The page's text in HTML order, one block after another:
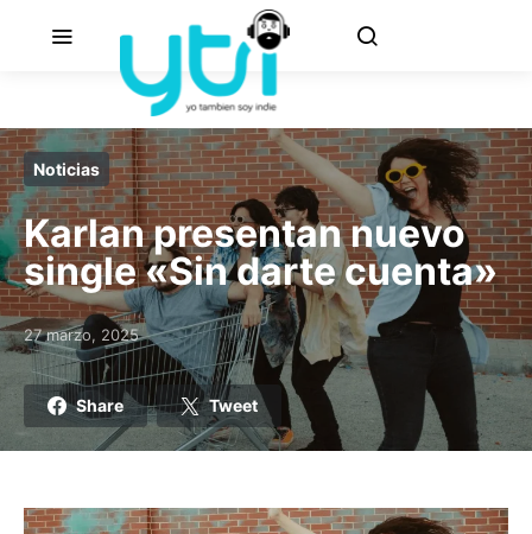
Noticias
Karlan presentan nuevo
single «Sin darte cuenta»
Posted on
27 marzo, 2025
Share Tweet